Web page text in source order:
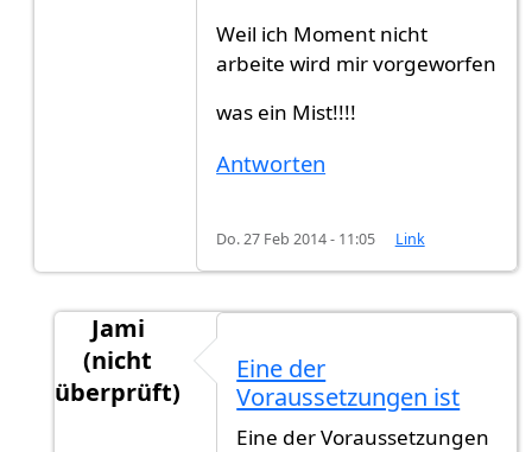
Weil ich Moment nicht
arbeite wird mir vorgeworfen
was ein Mist!!!!
Antworten
Do. 27 Feb 2014 - 11:05 Link
Jami
(nicht
überprüft)
Ich warte nun schon seid über
Eine der
Voraussetzungen ist
Eine der Voraussetzungen